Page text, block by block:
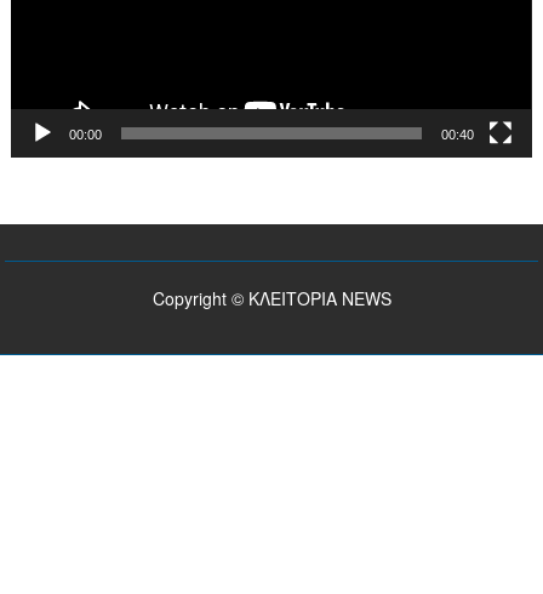
00:00 00:40
Copyright © ΚΛΕΙΤΟΡΙΑ NEWS